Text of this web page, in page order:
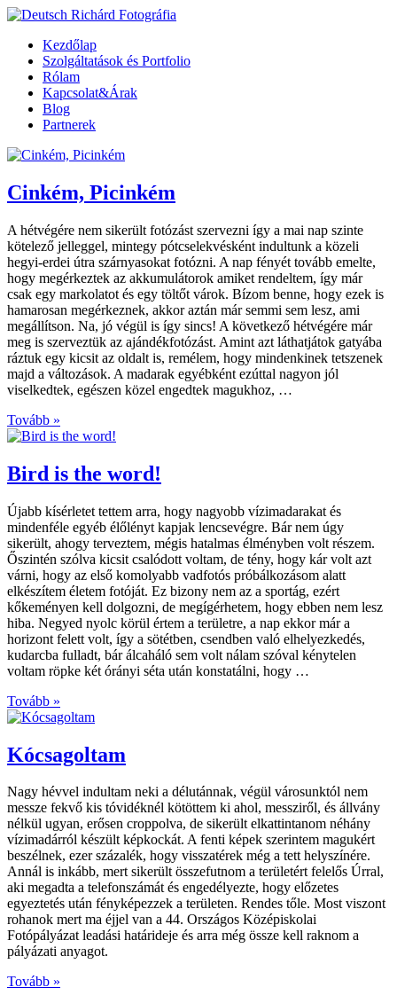
Kezdőlap
Szolgáltatások és Portfolio
Rólam
Kapcsolat&Árak
Blog
Partnerek
Cinkém, Picinkém
A hétvégére nem sikerült fotózást szervezni így a mai nap szinte
kötelező jelleggel, mintegy pótcselekvésként indultunk a közeli
hegyi-erdei útra szárnyasokat fotózni. A nap fényét tovább emelte,
hogy megérkeztek az akkumulátorok amiket rendeltem, így már
csak egy markolatot és egy töltőt várok. Bízom benne, hogy ezek is
hamarosan megérkeznek, akkor aztán már semmi sem lesz, ami
megállítson. Na, jó végül is így sincs! A következő hétvégére már
meg is szerveztük az ajándékfotózást. Amint azt láthatjátok gatyába
ráztuk egy kicsit az oldalt is, remélem, hogy mindenkinek tetszenek
majd a változások. A madarak egyébként ezúttal nagyon jól
viselkedtek, egészen közel engedtek magukhoz, …
Tovább »
Bird is the word!
Újabb kísérletet tettem arra, hogy nagyobb vízimadarakat és
mindenféle egyéb élőlényt kapjak lencsevégre. Bár nem úgy
sikerült, ahogy terveztem, mégis hatalmas élményben volt részem.
Őszintén szólva kicsit csalódott voltam, de tény, hogy kár volt azt
várni, hogy az első komolyabb vadfotós próbálkozásom alatt
elkészítem életem fotóját. Ez bizony nem az a sportág, ezért
kőkeményen kell dolgozni, de megígérhetem, hogy ebben nem lesz
hiba. Negyed nyolc körül értem a területre, a nap ekkor már a
horizont felett volt, így a sötétben, csendben való elhelyezkedés,
kudarcba fulladt, bár álcaháló sem volt nálam szóval kénytelen
voltam röpke két órányi séta után konstatálni, hogy …
Tovább »
Kócsagoltam
Nagy hévvel indultam neki a délutánnak, végül városunktól nem
messze fekvő kis tóvidéknél kötöttem ki ahol, messziről, és állvány
nélkül ugyan, erősen croppolva, de sikerült elkattintanom néhány
vízimadárról készült képkockát. A fenti képek szerintem magukért
beszélnek, ezer százalék, hogy visszatérek még a tett helyszínére.
Annál is inkább, mert sikerült összefutnom a területért felelős Úrral,
aki megadta a telefonszámát és engedélyezte, hogy előzetes
egyeztetés után fényképezzek a területen. Rendes tőle. Most viszont
rohanok mert ma éjjel van a 44. Országos Középiskolai
Fotópályázat leadási határideje és arra még össze kell raknom a
pályázati anyagot.
Tovább »